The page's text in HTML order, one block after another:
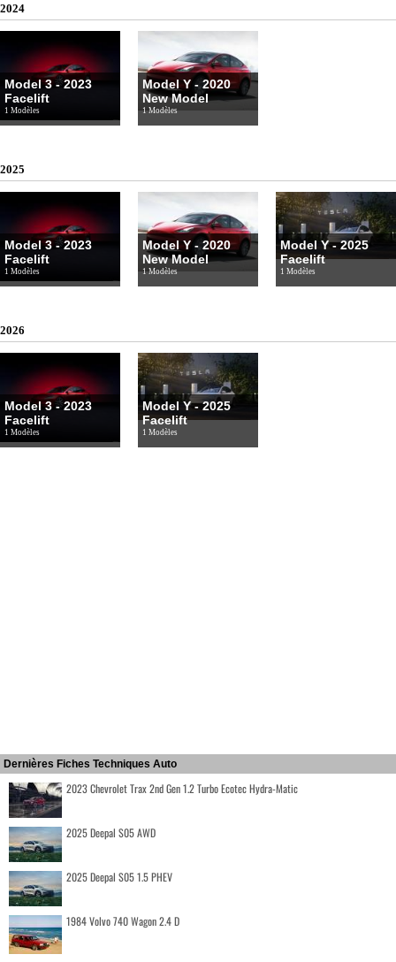
2024
Model 3 - 2023
Facelift
1 Modèles
Model Y - 2020
New Model
1 Modèles
2025
Model 3 - 2023
Facelift
1 Modèles
Model Y - 2020
New Model
1 Modèles
Model Y - 2025
Facelift
1 Modèles
2026
Model 3 - 2023
Facelift
1 Modèles
Model Y - 2025
Facelift
1 Modèles
Dernières Fiches Techniques Auto
2023 Chevrolet Trax 2nd Gen 1.2 Turbo Ecotec Hydra-Matic
2025 Deepal S05 AWD
2025 Deepal S05 1.5 PHEV
1984 Volvo 740 Wagon 2.4 D